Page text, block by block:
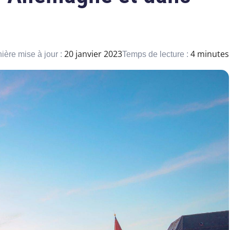
mise à jour : 20 janvier 2023Temps de lecture : 4 minutes